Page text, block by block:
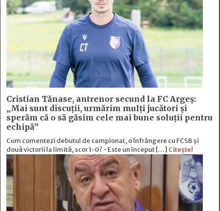
Cristian Tănase, antrenor secund la FC Argeş:
„Mai sunt discuţii, urmărim mulţi jucători şi
sperăm că o să găsim cele mai bune soluţii pentru
echipă”
Cum comentezi debutul de campionat, o înfrângere cu FCSB și
două victorii la limită, scor 1-0? - Este un început […] Citește!